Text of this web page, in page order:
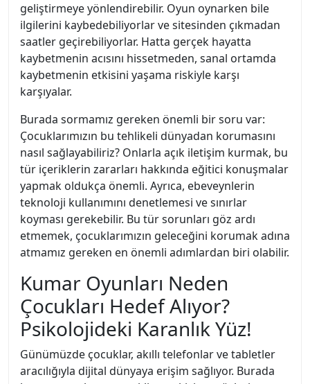
geliştirmeye yönlendirebilir. Oyun oynarken bile
ilgilerini kaybedebiliyorlar ve sitesinden çıkmadan
saatler geçirebiliyorlar. Hatta gerçek hayatta
kaybetmenin acısını hissetmeden, sanal ortamda
kaybetmenin etkisini yaşama riskiyle karşı
karşıyalar.
Burada sormamız gereken önemli bir soru var:
Çocuklarımızın bu tehlikeli dünyadan korumasını
nasıl sağlayabiliriz? Onlarla açık iletişim kurmak, bu
tür içeriklerin zararları hakkında eğitici konuşmalar
yapmak oldukça önemli. Ayrıca, ebeveynlerin
teknoloji kullanımını denetlemesi ve sınırlar
koyması gerekebilir. Bu tür sorunları göz ardı
etmemek, çocuklarımızın geleceğini korumak adına
atmamız gereken en önemli adımlardan biri olabilir.
Kumar Oyunları Neden
Çocukları Hedef Alıyor?
Psikolojideki Karanlık Yüz!
Günümüzde çocuklar, akıllı telefonlar ve tabletler
aracılığıyla dijital dünyaya erişim sağlıyor. Burada